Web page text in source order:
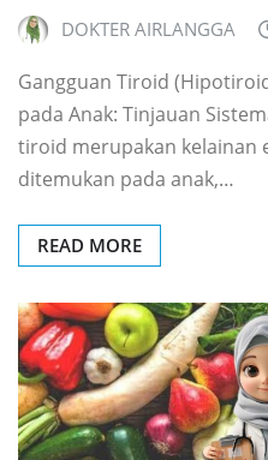
DOKTER AIRLANGGA
Gangguan Tiroid
pada Anak: Tinjauan
tiroid merupakan kelainan
ditemukan pada anak,…
READ MORE